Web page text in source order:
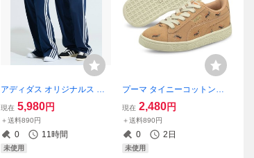
アディダス オリジナルス ア
ディカラー クラシックス フ
ァイヤーバード トラックパ
ンツ 2XLサイズ 定価12100
円 ネイビー ジャージ 3本線
現在 5,980円
＋送料890円
0 11時間
未使用
プーマ タイニーコットンズ
コラボ スエード プレスクー
ル 20.5cm 2.5C ダスティー
コーラル Suede TINY PS キ
ッズ スニーカー TINYCOTTO
NS
現在 2,480円
＋送料890円
0 2日
未使用